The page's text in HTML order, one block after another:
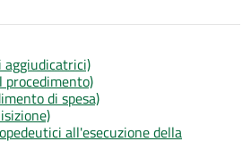
procedimento)
di spesa)
all'esecuzione della